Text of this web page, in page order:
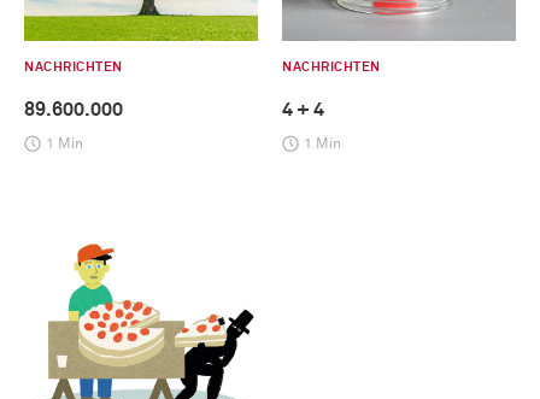
NACHRICHTEN
89.600.000
1 Min
NACHRICHTEN
4 + 4
1 Min